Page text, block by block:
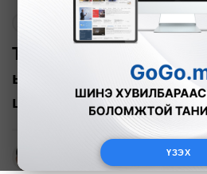
ҮЗЭХ
The Mongolz дэлхийн
ыг хожсоноор Гранд
шалгарлаа
А.Эрхэмбаяр